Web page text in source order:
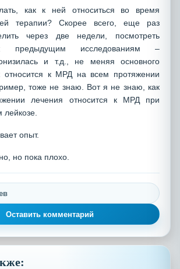
как к ней относиться во время
терапии? Скорее всего, еще раз
через две недели, посмотреть
предыдущим исследованиям –
и т.д., не меняя основного
относится к МРД на всем протяжении
тоже не знаю. Вот я не знаю, как
лечения относится к МРД при
опыт.
но пока плохо.
Оставить комментарий